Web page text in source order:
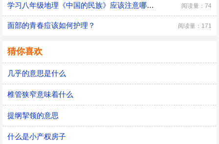
学习八年级地理《中国的民族》应该注意哪些问题 阅读量：74
面部的青春痘该如何护理？ 阅读量：171
猜你喜欢
几乎的意思是什么
椎管狭窄意味着什么
提纲挈领的意思
什么是小产权房子